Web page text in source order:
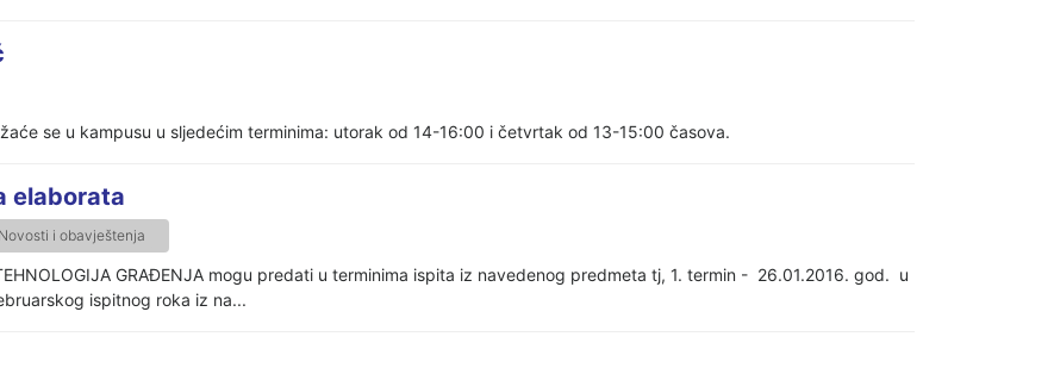
se u kampusu u sljedećim terminima: utorak od 14-16:00 i četvrtak od 13-15:00 časova.
elaborata
Novosti i obavještenja
GRAĐENJA mogu predati u terminima ispita iz navedenog predmeta tj, 1. termin - 26.01.2016. god. u
ispitnog roka iz na...